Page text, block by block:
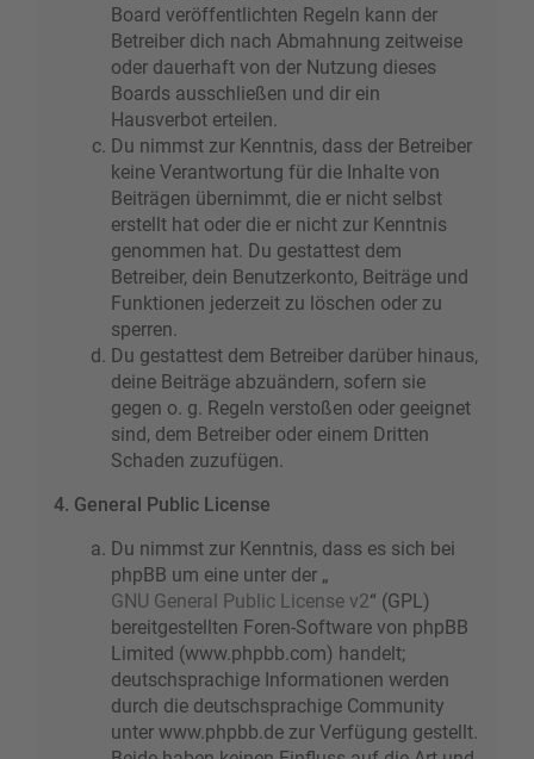
Board veröffentlichten Regeln kann der
Betreiber dich nach Abmahnung zeitweise
oder dauerhaft von der Nutzung dieses
Boards ausschließen und dir ein
Hausverbot erteilen.
Du nimmst zur Kenntnis, dass der Betreiber
keine Verantwortung für die Inhalte von
Beiträgen übernimmt, die er nicht selbst
erstellt hat oder die er nicht zur Kenntnis
genommen hat. Du gestattest dem
Betreiber, dein Benutzerkonto, Beiträge und
Funktionen jederzeit zu löschen oder zu
sperren.
Du gestattest dem Betreiber darüber hinaus,
deine Beiträge abzuändern, sofern sie
gegen o. g. Regeln verstoßen oder geeignet
sind, dem Betreiber oder einem Dritten
Schaden zuzufügen.
4. General Public License
Du nimmst zur Kenntnis, dass es sich bei
phpBB um eine unter der „
GNU General Public License v2“ (GPL)
bereitgestellten Foren-Software von phpBB
Limited (www.phpbb.com) handelt;
deutschsprachige Informationen werden
durch die deutschsprachige Community
unter www.phpbb.de zur Verfügung gestellt.